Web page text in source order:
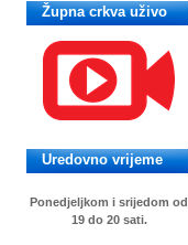
Župna crkva uživo
Uredovno vrijeme
Ponedjeljkom i srijedom od
19 do 20 sati.